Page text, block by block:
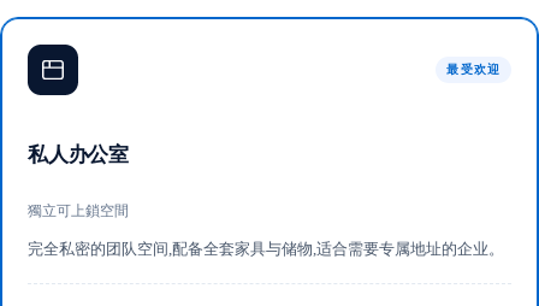
最受欢迎
私人办公室
獨立可上鎖空間
完全私密的团队空间,配备全套家具与储物,适合需要专属地址的企业。